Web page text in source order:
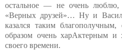
остальное — не очень люблю,
«Верных друзей»… Ну и
казался таким
образом очень харАктерным и
своего времени.